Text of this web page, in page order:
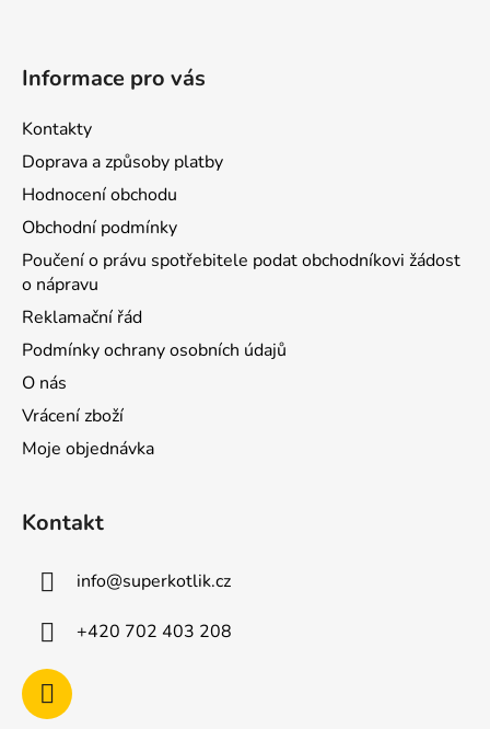
Informace pro vás
Kontakty
Doprava a způsoby platby
Hodnocení obchodu
Obchodní podmínky
Poučení o právu spotřebitele podat obchodníkovi žádost
o nápravu
Reklamační řád
Podmínky ochrany osobních údajů
O nás
Vrácení zboží
Moje objednávka
Kontakt
info@superkotlik.cz
+420 702 403 208